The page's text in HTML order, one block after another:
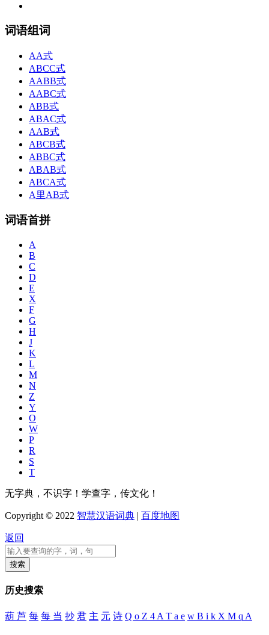
词语组词
AA式
ABCC式
AABB式
AABC式
ABB式
ABAC式
AAB式
ABCB式
ABBC式
ABAB式
ABCA式
A里AB式
词语首拼
A
B
C
D
E
X
F
G
H
J
K
L
M
N
Z
Y
O
W
P
R
S
T
无字典，不识字！学查字，传文化！
Copyright © 2022 智慧汉语词典 | 百度地图
返回
历史搜索
葫 芦 每 每 当 抄 君 主 元 诗 Q o Z 4 A T a e w B i k X M q A